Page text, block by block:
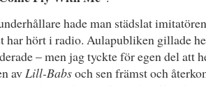
hade man städslat
har hört i radio. Aulapubliken gillade
– men jag tyckte för egen del att
avLill-Babsoch sen främst och